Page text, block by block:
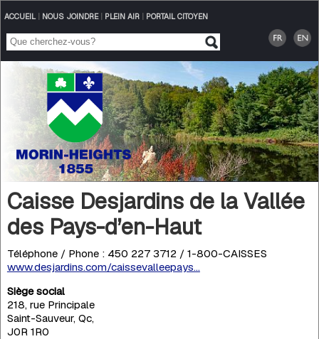
ACCUEIL| NOUS JOINDRE| PLEIN AIR| PORTAIL CITOYEN
Caisse Desjardins de la Vallée
des Pays-d’en-Haut
Téléphone / Phone : 450 227 3712 / 1-800-CAISSES
www.desjardins.com/caissevalleepays...
Siège social
218, rue Principale
Saint-Sauveur, Qc,
J0R 1R0